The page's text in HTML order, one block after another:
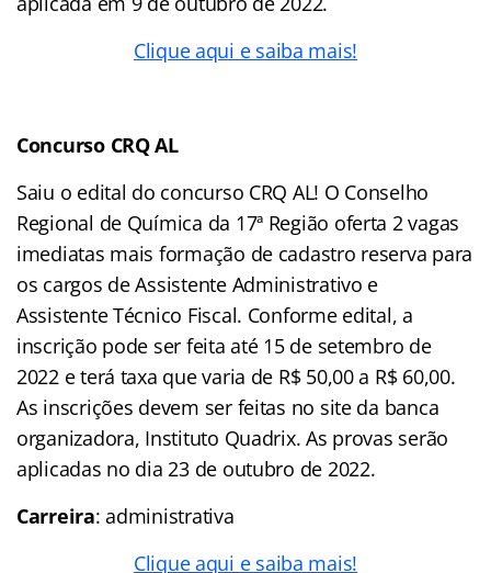
Clique aqui e saiba mais!
Concurso CRQ AL
Saiu o edital do concurso CRQ AL! O Conselho
Regional de Química da 17ª Região oferta 2 vagas
imediatas mais formação de cadastro reserva para
os cargos de Assistente Administrativo e
Assistente Técnico Fiscal. Conforme edital, a
inscrição pode ser feita até 15 de setembro de
2022 e terá taxa que varia de R$ 50,00 a R$ 60,00.
As inscrições devem ser feitas no site da banca
organizadora, Instituto Quadrix. As provas serão
aplicadas no dia 23 de outubro de 2022.
Carreira: administrativa
Clique aqui e saiba mais!